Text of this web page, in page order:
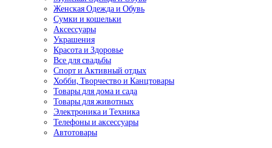
Женская Одежда и Обувь
Сумки и кошельки
Аксессуары
Украшения
Красота и Здоровье
Все для свадьбы
Спорт и Активный отдых
Хобби, Творчество и Канцтовары
Товары для дома и сада
Товары для животных
Электроника и Техника
Телефоны и аксессуары
Автотовары